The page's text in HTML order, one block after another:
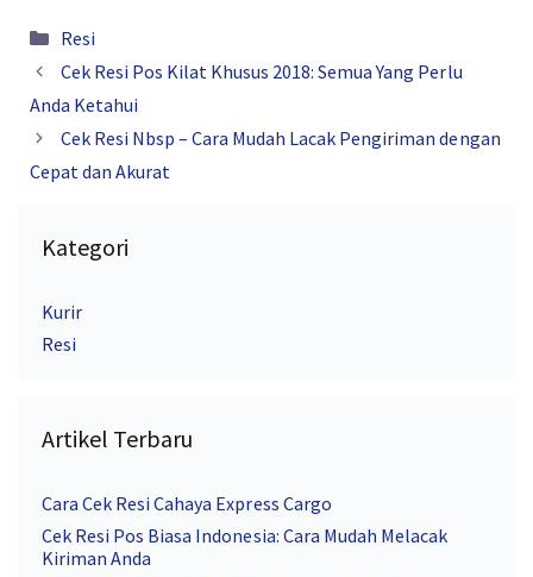
Kategori
Resi
Cek Resi Pos Kilat Khusus 2018: Semua Yang Perlu
Anda Ketahui
Cek Resi Nbsp – Cara Mudah Lacak Pengiriman dengan
Cepat dan Akurat
Kategori
Kurir
Resi
Artikel Terbaru
Cara Cek Resi Cahaya Express Cargo
Cek Resi Pos Biasa Indonesia: Cara Mudah Melacak
Kiriman Anda